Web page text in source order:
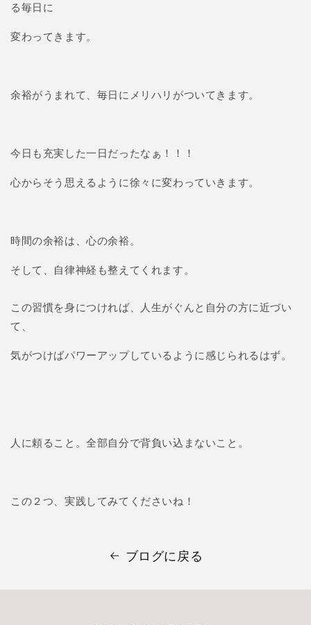
る毎日に
変わってきます。
余裕がうまれて、毎日にメリハリがついてきます。
今日も充実した一日だったなぁ！！！
心からそう思えるように徐々に変わっていきます。
時間の余裕は、心の余裕。
そして、自律神経も整えてくれます。
この習慣を身につければ、人生がぐんと自分の方に近づい
て、
気がつけばパワーアップしているように感じられるはず。
人に頼ること。全部自分で背負い込まないこと。
この２つ、実践してみてくださいね！
ブログに戻る